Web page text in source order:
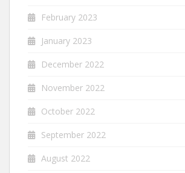
February 2023
January 2023
December 2022
November 2022
October 2022
September 2022
August 2022